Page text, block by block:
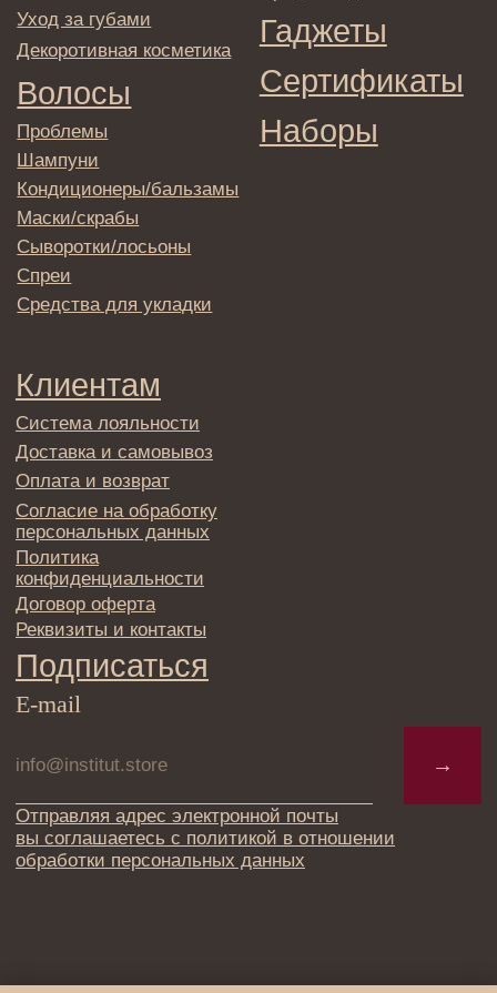
© 2025 Institute Store